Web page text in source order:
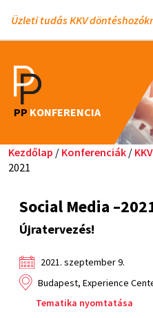
Üzleti tudás KKV
PP KONFERENCIA
Kezdőlap / Konferenciák /
2021
Social Media
Újratervezés!
2021. szeptember 9.
Budapest, Experience
Tematika nyomtatása